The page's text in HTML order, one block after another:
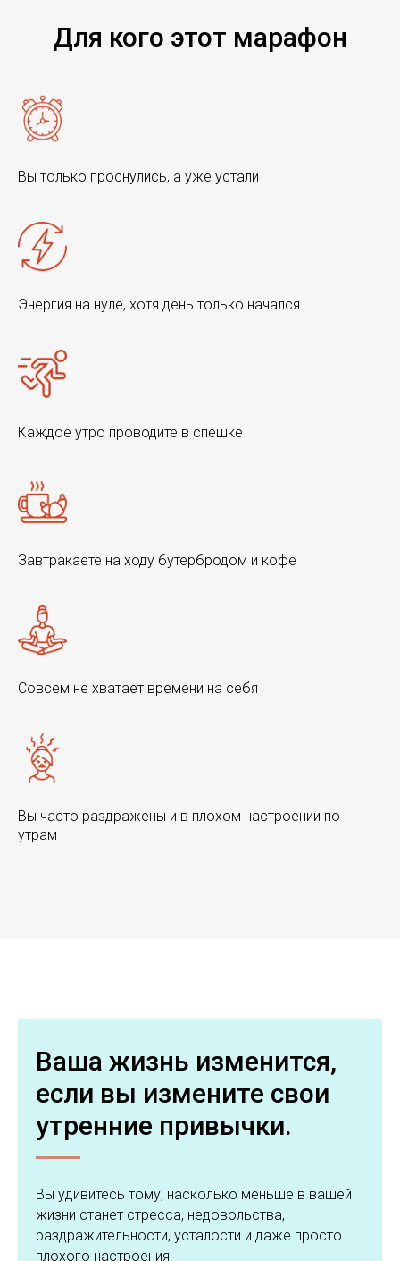
Для кого этот марафон
Вы только проснулись, а уже устали
Энергия на нуле, хотя день только начался
Каждое утро проводите в спешке
Завтракаете на ходу бутербродом и кофе
Совсем не хватает времени на себя
Вы часто раздражены и в плохом настроении по
утрам
Ваша жизнь изменится,
если вы измените свои
утренние привычки.
Вы удивитесь тому, насколько меньше в вашей
жизни станет стресса, недовольства,
раздражительности, усталости и даже просто
плохого настроения.